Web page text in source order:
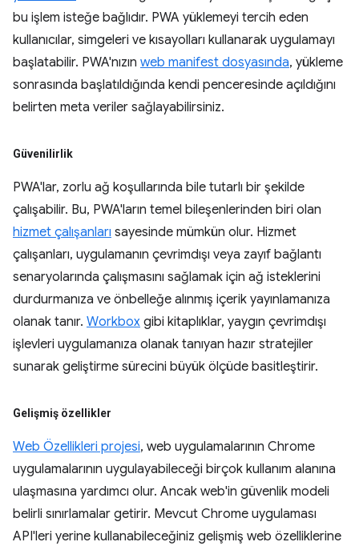
bu işlem isteğe bağlıdır. PWA yüklemeyi tercih eden
kullanıcılar, simgeleri ve kısayolları kullanarak uygulamayı
başlatabilir. PWA'nızın web manifest dosyasında, yükleme
sonrasında başlatıldığında kendi penceresinde açıldığını
belirten meta veriler sağlayabilirsiniz.
Güvenilirlik
PWA'lar, zorlu ağ koşullarında bile tutarlı bir şekilde
çalışabilir. Bu, PWA'ların temel bileşenlerinden biri olan
hizmet çalışanları sayesinde mümkün olur. Hizmet
çalışanları, uygulamanın çevrimdışı veya zayıf bağlantı
senaryolarında çalışmasını sağlamak için ağ isteklerini
durdurmanıza ve önbelleğe alınmış içerik yayınlamanıza
olanak tanır. Workbox gibi kitaplıklar, yaygın çevrimdışı
işlevleri uygulamanıza olanak tanıyan hazır stratejiler
sunarak geliştirme sürecini büyük ölçüde basitleştirir.
Gelişmiş özellikler
Web Özellikleri projesi, web uygulamalarının Chrome
uygulamalarının uygulayabileceği birçok kullanım alanına
ulaşmasına yardımcı olur. Ancak web'in güvenlik modeli
belirli sınırlamalar getirir. Mevcut Chrome uygulaması
API'leri yerine kullanabileceğiniz gelişmiş web özelliklerine